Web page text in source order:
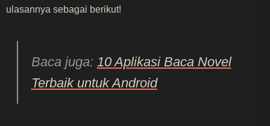
ulasannya sebagai berikut!
Baca juga: 10 Aplikasi Baca Novel
Terbaik untuk Android